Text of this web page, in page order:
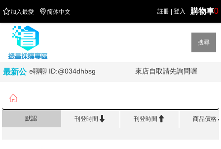
註冊 登入 購物車0
加入最愛 简体中文
搜尋
最新公
迎加line聊聊 ID:@034dhbsg 來店自取請先詢問喔

默認 刊登時間  刊登時間  商品價格